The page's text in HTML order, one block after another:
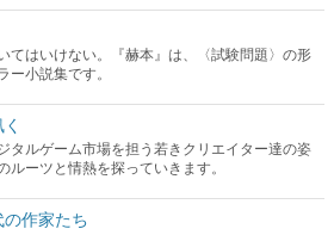
てはいけない。『赫本』は、〈試験問題〉の形
ー小説集です。
タルゲーム市場を担う若きクリエイター達の姿
ルーツと情熱を探っていきます。
作家たち